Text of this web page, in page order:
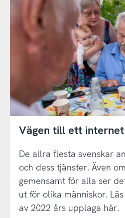
Vägen till ett
De allra flesta svenskar
och dess tjänster. Även
gemensamt för alla ser
ut för olika människor.
av 2022 års upplaga här.